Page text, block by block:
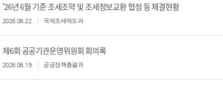
'26년 6월 기준 조세조약 및 조세정보교환 협정 등 체결현황
2026.06.22. 국제조세제도과
제6회 공공기관운영위원회 회의록
2026.06.19. 공공정책총괄과